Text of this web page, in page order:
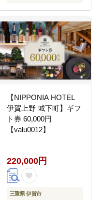
【NIPPONIA HOTEL
伊賀上野 城下町】ギフ
ト券 60,000円
【valu0012】
220,000円
三重県 伊賀市